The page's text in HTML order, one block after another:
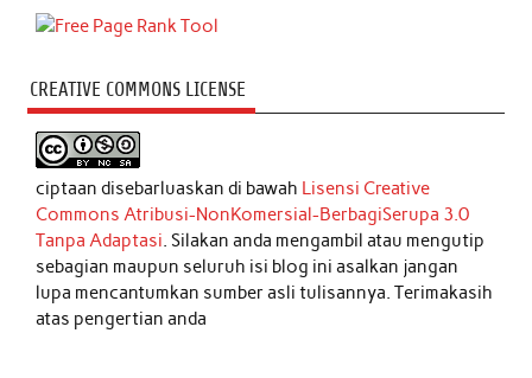
CREATIVE COMMONS LICENSE
ciptaan disebarluaskan di bawah Lisensi Creative
Commons Atribusi-NonKomersial-BerbagiSerupa 3.0
Tanpa Adaptasi. Silakan anda mengambil atau mengutip
sebagian maupun seluruh isi blog ini asalkan jangan
lupa mencantumkan sumber asli tulisannya. Terimakasih
atas pengertian anda